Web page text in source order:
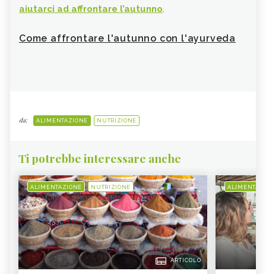
aiutarci ad affrontare l’autunno.
Come affrontare l'autunno con l'ayurveda
da: ALIMENTAZIONE NUTRIZIONE
Ti potrebbe interessare anche
ALIMENTAZIONE NUTRIZIONE
ARTICOLO